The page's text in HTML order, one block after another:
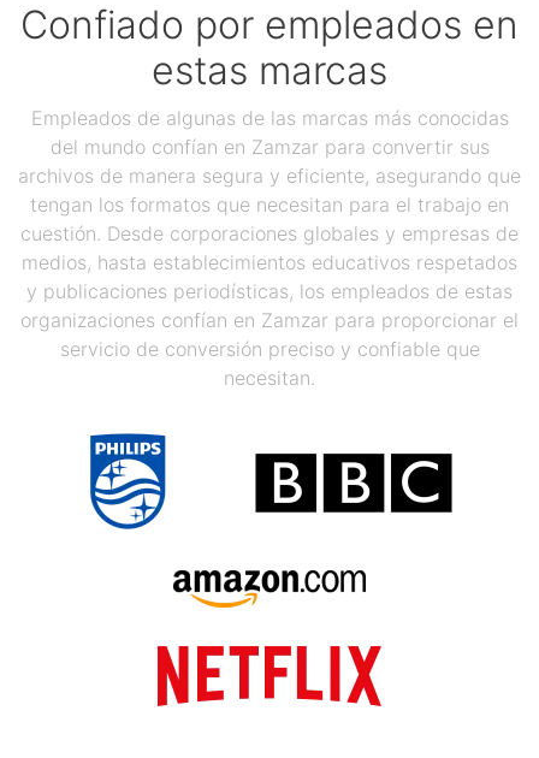
Confiado por empleados en
estas marcas
Empleados de algunas de las marcas más conocidas
del mundo confían en Zamzar para convertir sus
archivos de manera segura y eficiente, asegurando que
tengan los formatos que necesitan para el trabajo en
cuestión. Desde corporaciones globales y empresas de
medios, hasta establecimientos educativos respetados
y publicaciones periodísticas, los empleados de estas
organizaciones confían en Zamzar para proporcionar el
servicio de conversión preciso y confiable que
necesitan.